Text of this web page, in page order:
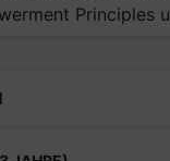
Principles